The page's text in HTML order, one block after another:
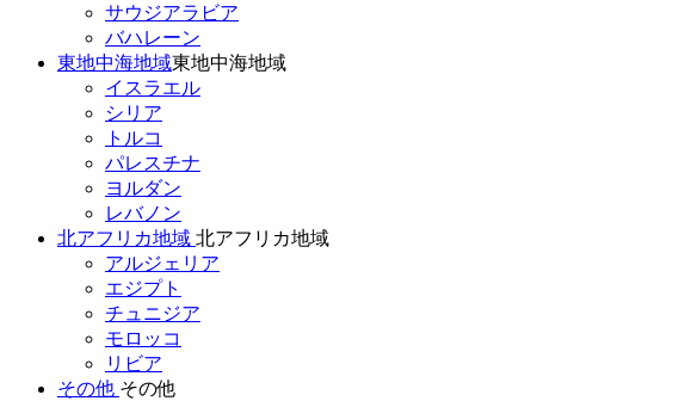
サウジアラビア
バハレーン
東地中海地域東地中海地域
イスラエル
シリア
トルコ
パレスチナ
ヨルダン
レバノン
北アフリカ地域 北アフリカ地域
アルジェリア
エジプト
チュニジア
モロッコ
リビア
その他 その他